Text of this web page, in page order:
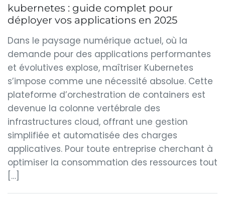
kubernetes : guide complet pour
déployer vos applications en 2025
Dans le paysage numérique actuel, où la
demande pour des applications performantes
et évolutives explose, maîtriser Kubernetes
s’impose comme une nécessité absolue. Cette
plateforme d’orchestration de containers est
devenue la colonne vertébrale des
infrastructures cloud, offrant une gestion
simplifiée et automatisée des charges
applicatives. Pour toute entreprise cherchant à
optimiser la consommation des ressources tout
[…]